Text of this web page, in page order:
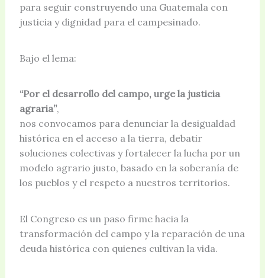
para seguir construyendo una Guatemala con
justicia y dignidad para el campesinado.
Bajo el lema:
“Por el desarrollo del campo, urge la justicia
agraria”,
nos convocamos para denunciar la desigualdad
histórica en el acceso a la tierra, debatir
soluciones colectivas y fortalecer la lucha por un
modelo agrario justo, basado en la soberanía de
los pueblos y el respeto a nuestros territorios.
El Congreso es un paso firme hacia la
transformación del campo y la reparación de una
deuda histórica con quienes cultivan la vida.